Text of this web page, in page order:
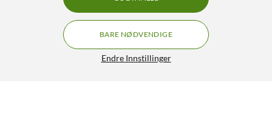
Endre Innstillinger
BARE NØDVENDIGE